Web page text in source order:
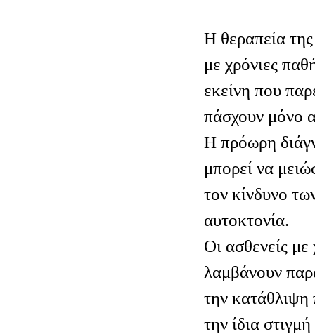
Η θεραπεία
με χρόνιες
εκείνη που
πάσχουν μόνο
Η πρόωρη
μπορεί να
τον κίνδυνο
αυτοκτονία.
Οι ασθενείς
λαμβάνουν
την κατάθλιψη
την ίδια